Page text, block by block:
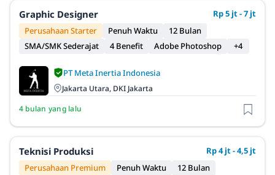
Graphic Designer
Rp 5 jt - 7 jt
Perusahaan Starter
Penuh Waktu
12 Bulan
SMA/SMK Sederajat
4 Benefit Adobe Photoshop +4
PT Meta Inertia Indonesia
Jakarta Utara, DKI Jakarta
4 bulan yang lalu
Teknisi Produksi
Rp 4 jt - 4,5 jt
Perusahaan Premium
Penuh Waktu
12 Bulan